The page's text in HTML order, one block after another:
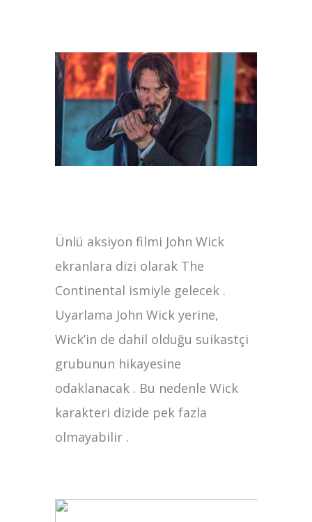
Ünlü aksiyon filmi John Wick
ekranlara dizi olarak The
Continental ismiyle gelecek .
Uyarlama John Wick yerine,
Wick’in de dahil olduğu suikastçi
grubunun hikayesine
odaklanacak . Bu nedenle Wick
karakteri dizide pek fazla
olmayabilir .